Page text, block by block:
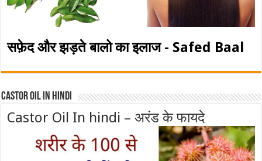
सफ़ेद और झड़ते बालो का इलाज - Safed Baal
Castor Oil In Hindi
Castor Oil In hindi – अरंड के फायदे